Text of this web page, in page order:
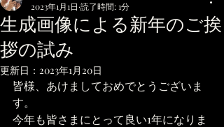
生成画像による新年のご挨
拶の試み
2023年1月1日 読了時間: 1分
更新日： 2023年1月20日
皆様、あけましておめでとうございま
す。
今年も皆さまにとって良い1年になりま